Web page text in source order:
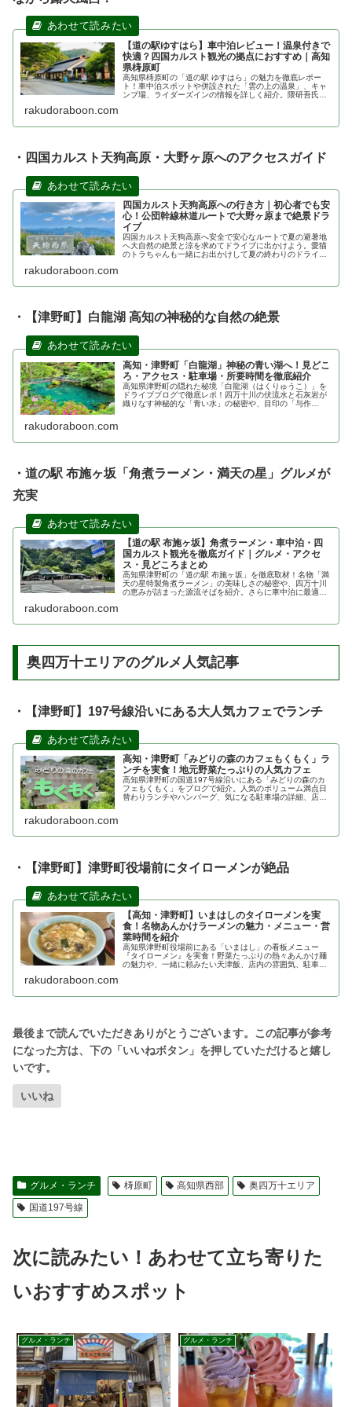
【道の駅ゆすはら】車中泊レビュー！温泉付きで
快適？四国カルスト観光の拠点におすすめ｜高知
県梼原町
高知県梼原町の「道の駅 ゆすはら」の魅力を徹底レポー
ト！車中泊スポットや併設された「雲の上の温泉」、キャ
ンプ場、ライダーズインの情報を詳しく紹介。隈研吾氏の
rakudoraboon.com
・四国カルスト天狗高原・大野ヶ原へのアクセスガイド
四国カルスト天狗高原への行き方｜初心者でも安
心！公団幹線林道ルートで大野ヶ原まで絶景ドラ
イブ
四国カルスト天狗高原へ安全で安心なルートで夏の避暑地
へ大自然の絶景と涼を求めてドライブに出かけよう。愛猫
のトラちゃんも一緒にお出かけして夏の終わりのドライブ
rakudoraboon.com
・【津野町】白龍湖 高知の神秘的な自然の絶景
高知・津野町「白龍湖」神秘の青い湖へ！見どこ
ろ・アクセス・駐車場・所要時間を徹底紹介
高知県津野町の隠れた秘境「白龍湖（はくりゅうこ）」を
ドライブブログで徹底レポ！四万十川の伏流水と石灰岩が
織りなす神秘的な「青い水」の秘密や、目印の「与作
rakudoraboon.com
・道の駅 布施ヶ坂「角煮ラーメン・満天の星」グルメが
充実
【道の駅 布施ヶ坂】角煮ラーメン・車中泊・四
国カルスト観光を徹底ガイド｜グルメ・アクセ
ス・見どころまとめ
高知県津野町の「道の駅 布施ヶ坂」を徹底取材！名物「満
天の星特製角煮ラーメン」の美味しさの秘密や、四万十川
の恵みが詰まった源流そばを紹介。さらに車中泊に最適な
rakudoraboon.com
奥四万十エリアのグルメ人気記事
・【津野町】197号線沿いにある大人気カフェでランチ
高知・津野町「みどりの森のカフェもくもく」ラ
ンチを実食！地元野菜たっぷりの人気カフェ
高知県津野町の国道197号線沿いにある「みどりの森のカ
フェもくもく」をブログで紹介。人気のボリューム満点日
替わりランチやハンバーグ、気になる駐車場の詳細、店内
rakudoraboon.com
・【津野町】津野町役場前にタイローメンが絶品
【高知・津野町】いまはしのタイローメンを実
食！名物あんかけラーメンの魅力・メニュー・営
業時間を紹介
高知県津野町役場前にある「いまはし」の看板メニュー
『タイローメン』を実食！野菜たっぷりの熱々あんかけ麺
の魅力や、一緒に頼みたい天津飯、店内の雰囲気、駐車場
rakudoraboon.com
いいね
グルメ・ランチ 梼原町 高知県西部
奥四万十エリア
国道197号線
次に読みたい！あわせて立ち寄りた
いおすすめスポット
グルメ・ランチ グルメ・ランチ